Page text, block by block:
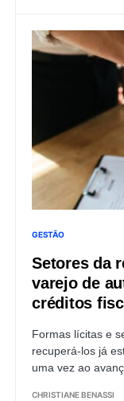
GESTÃO
Setores da
varejo de
créditos
Formas lícitas e
recuperá-los já
uma vez ao
CHRISTIANE BENASSI